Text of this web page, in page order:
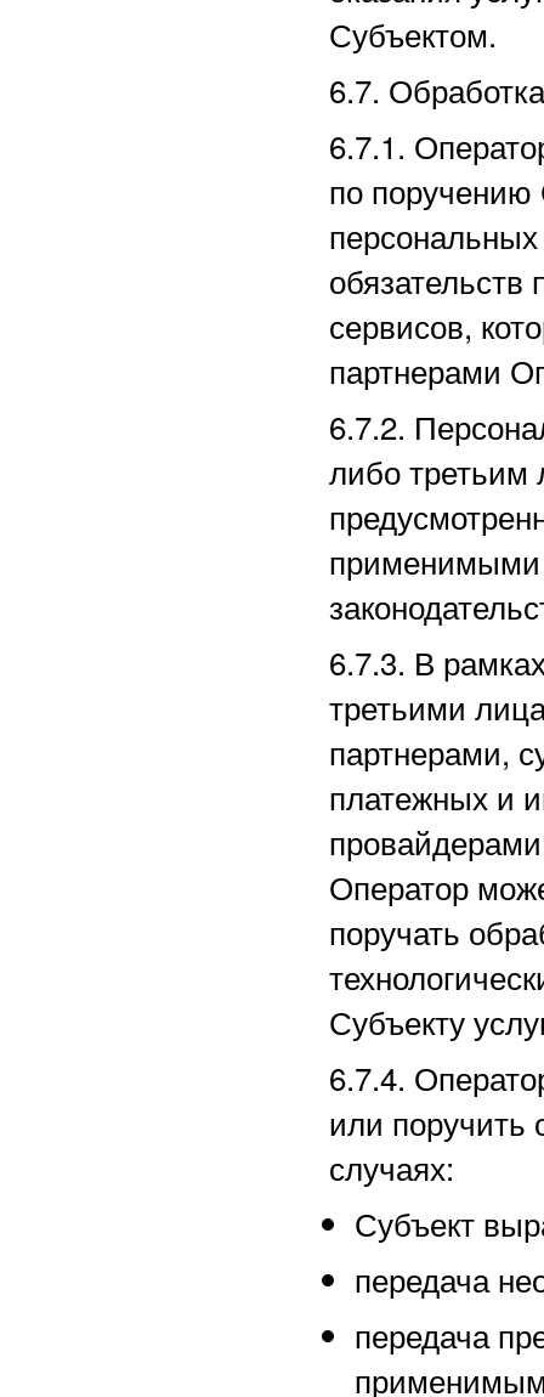
Субъектом.
6.7.
6.7.1.
по поручению
обязательств
сервисов,
партнерами
6.7.2.
либо третьим
6.7.3. В
третьими
партнерами,
платежных и
Оператор
поручать
Субъекту
6.7.4.
или поручить
случаях:
Субъект
передача
передача
применимым